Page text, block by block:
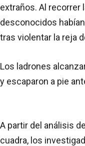
extraños. Al recorrer
desconocidos
tras violentar la reja
Los ladrones
y escaparon a pie
A partir del análisis
cuadra, los